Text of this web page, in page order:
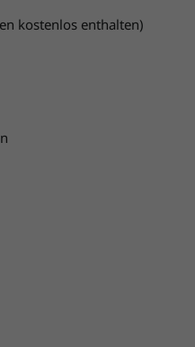
kostenlos enthalten)